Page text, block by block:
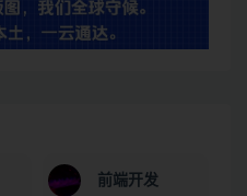
前端开发